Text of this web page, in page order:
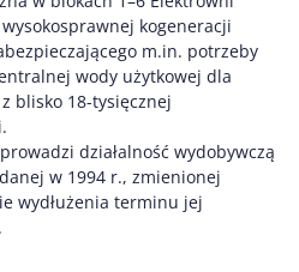
kogeneracji
m.in. potrzeby
wody użytkowej dla
blisko 18-tysięcznej
działalność wydobywczą
w 1994 r., zmienionej
wydłużenia terminu jej